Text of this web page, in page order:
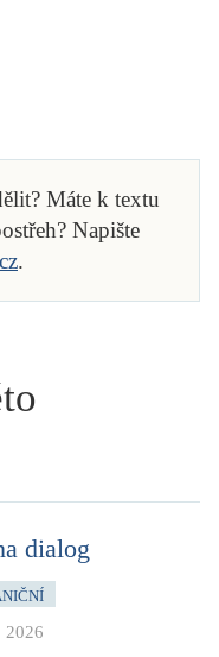
Máte k textu
Napište
.
dialog
2026